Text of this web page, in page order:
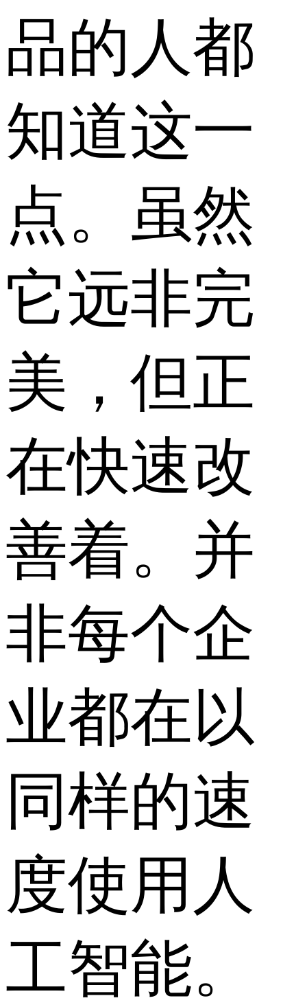
品的人都
知道这一
点。虽然
它远非完
美，但正
在快速改
善着。并
非每个企
业都在以
同样的速
度使用人
工智能。